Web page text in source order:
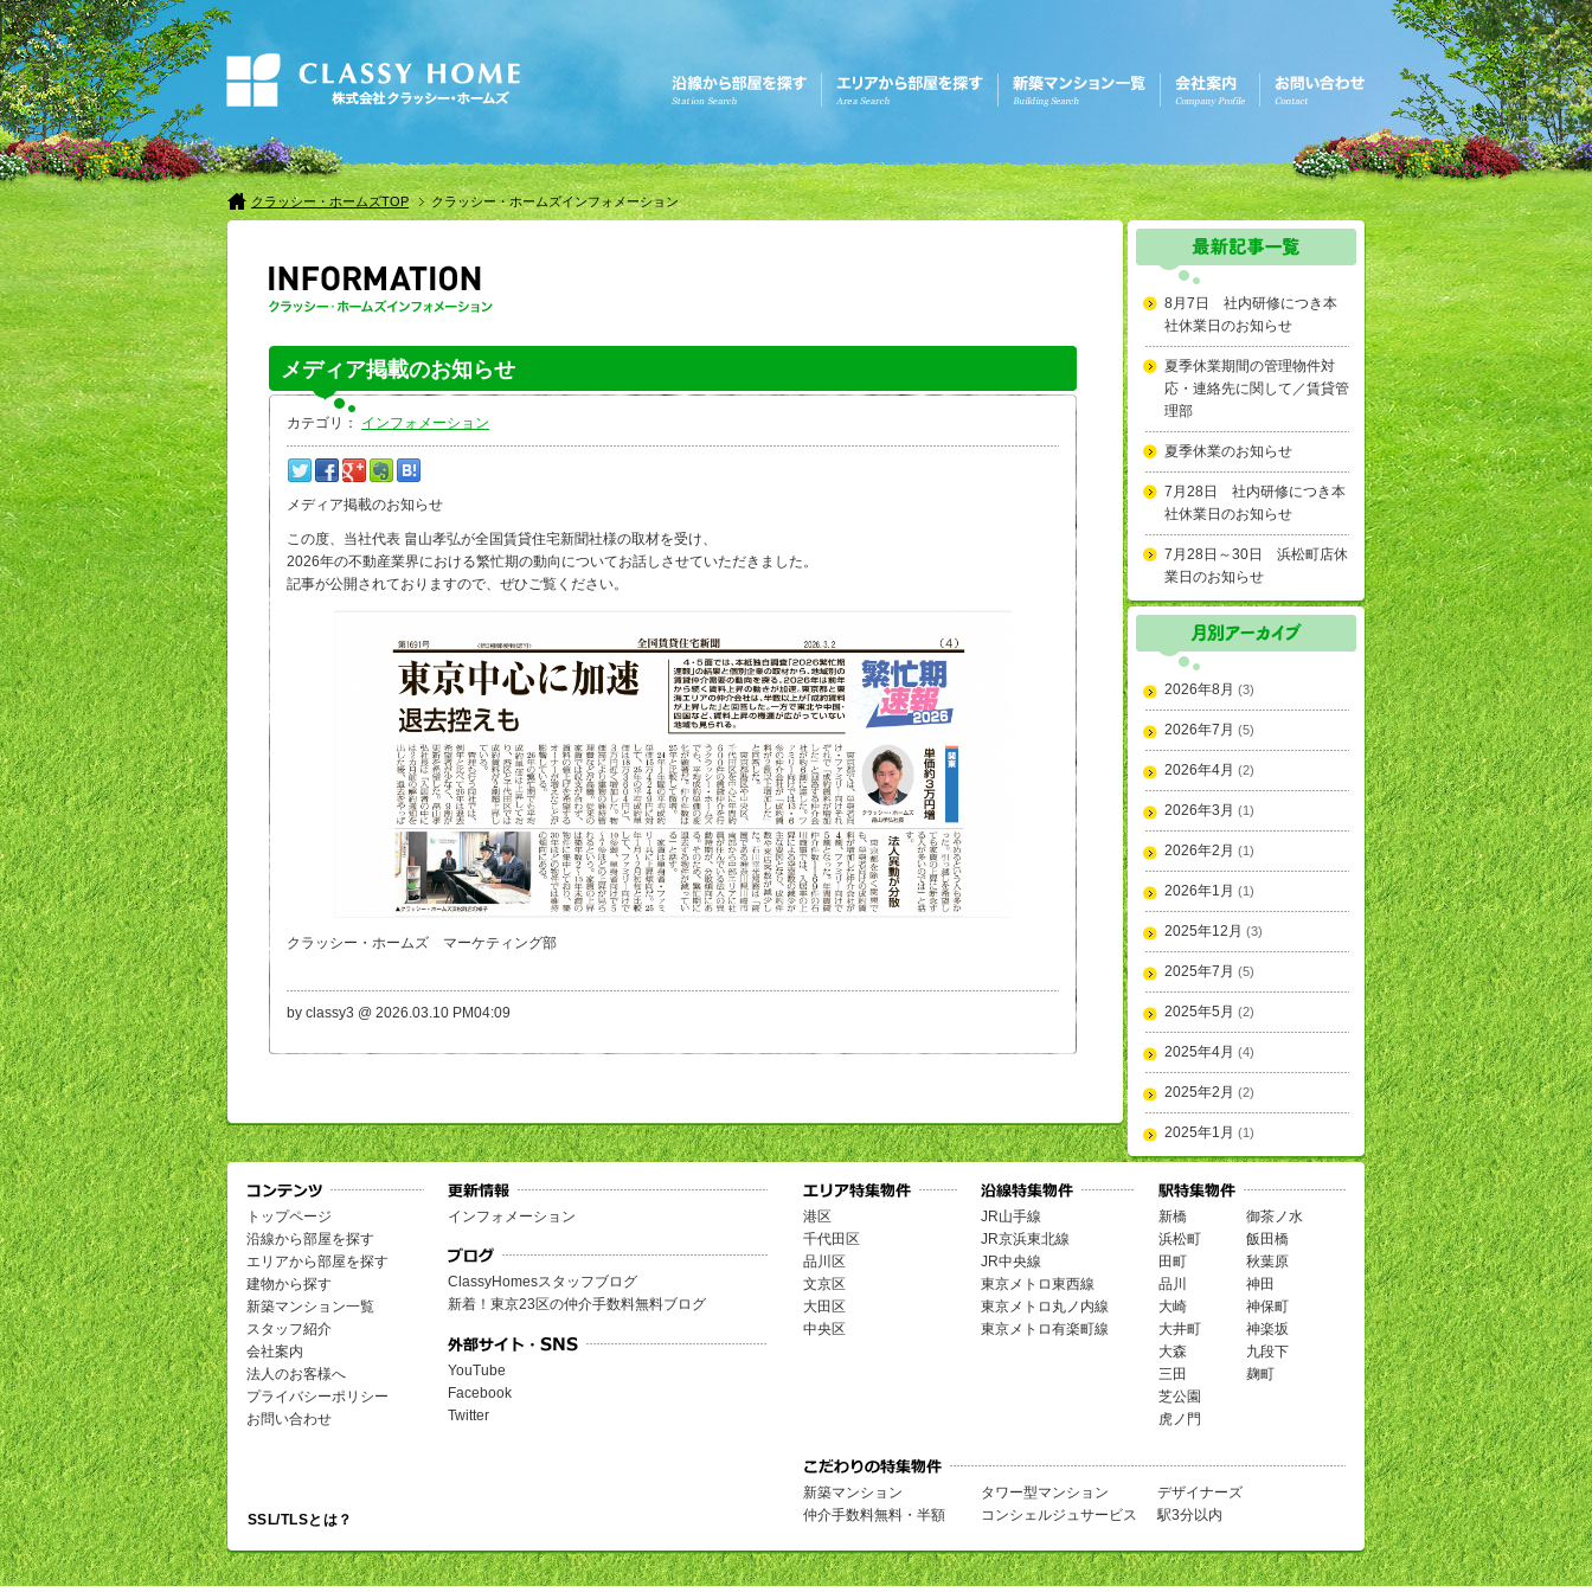
クラッシー・ホームズTOP クラッシー・ホームズインフォメーション
メディア掲載のお知らせ
カテゴリ： インフォメーション
メディア掲載のお知らせ
この度、当社代表 畠山孝弘が全国賃貸住宅新聞社様の取材を受け、
2026年の不動産業界における繁忙期の動向についてお話しさせていただきました。
記事が公開されておりますので、ぜひご覧ください。
クラッシー・ホームズ マーケティング部
by classy3 @ 2026.03.10 PM04:09
8月7日 社内研修につき本
社休業日のお知らせ
夏季休業期間の管理物件対
応・連絡先に関して／賃貸管
理部
夏季休業のお知らせ
7月28日 社内研修につき本
社休業日のお知らせ
7月28日～30日 浜松町店休
業日のお知らせ
2026年8月 (3)
2026年7月 (5)
2026年4月 (2)
2026年3月 (1)
2026年2月 (1)
2026年1月 (1)
2025年12月 (3)
2025年7月 (5)
2025年5月 (2)
2025年4月 (4)
2025年2月 (2)
2025年1月 (1)
トップページ
沿線から部屋を探す
エリアから部屋を探す
建物から探す
新築マンション一覧
スタッフ紹介
会社案内
法人のお客様へ
プライバシーポリシー
お問い合わせ
インフォメーション
ClassyHomesスタッフブログ
新着！東京23区の仲介手数料無料ブログ
YouTube
Facebook
Twitter
港区
千代田区
品川区
文京区
大田区
中央区
JR山手線
JR京浜東北線
JR中央線
東京メトロ東西線
東京メトロ丸ノ内線
東京メトロ有楽町線
新橋
御茶ノ水
浜松町
飯田橋
田町
秋葉原
品川
神田
大崎
神保町
大井町
神楽坂
大森
九段下
三田
麹町
芝公園
虎ノ門
新築マンション タワー型マンション
デザイナーズ
仲介手数料無料・半額
コンシェルジュサービス 駅3分以内
SSL/TLSとは？